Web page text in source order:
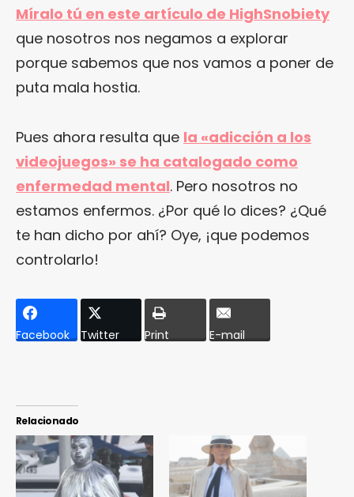
Míralo tú en este artículo de HighSnobiety
que nosotros nos negamos a explorar
porque sabemos que nos vamos a poner de
puta mala hostia.
Pues ahora resulta que la «adicción a los
videojuegos» se ha catalogado como
enfermedad mental. Pero nosotros no
estamos enfermos. ¿Por qué lo dices? ¿Qué
te han dicho por ahí? Oye, ¡que podemos
controlarlo!
Facebook Twitter Print E-mail
Relacionado